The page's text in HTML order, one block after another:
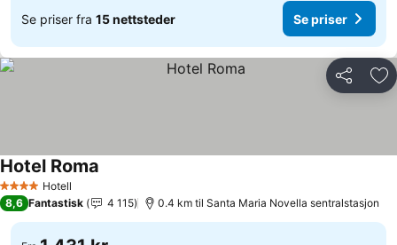
Se priser fra 15 nettsteder Se priser
Del
4 StjernerHotell
Hotel Roma
8,6 Fantastisk 4 115 0.4 km til Santa Maria Novella sentralstasjon